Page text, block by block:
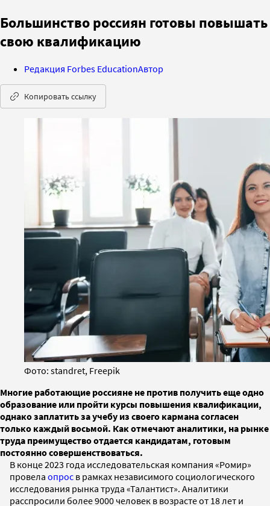
Большинство россиян готовы повышать
свою квалификацию
Редакция Forbes EducationАвтор
Копировать ссылку
Фото: standret, Freepik
Многие работающие россияне не против получить еще одно
образование или пройти курсы повышения квалификации,
однако заплатить за учебу из своего кармана согласен
только каждый восьмой. Как отмечают аналитики, на рынке
труда преимущество отдается кандидатам, готовым
постоянно совершенствоваться.
В конце 2023 года исследовательская компания «Ромир»
провела опрос в рамках независимого социологического
исследования рынка труда «Талантист». Аналитики
расспросили более 9000 человек в возрасте от 18 лет и